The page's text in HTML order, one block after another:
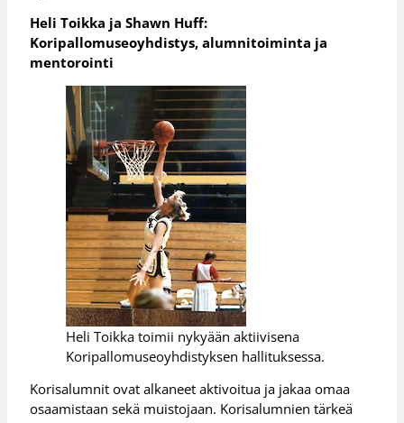
Heli Toikka ja Shawn Huff:
Koripallomuseoyhdistys, alumnitoiminta ja
mentorointi
Heli Toikka toimii nykyään aktiivisena
Koripallomuseoyhdistyksen hallituksessa.
Korisalumnit ovat alkaneet aktivoitua ja jakaa omaa
osaamistaan sekä muistojaan. Korisalumnien tärkeä